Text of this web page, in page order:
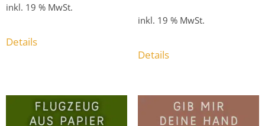
inkl. 19 % MwSt.
Details
inkl. 19 % MwSt.
Details